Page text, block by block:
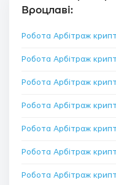
Вроцлаві:
Робота Арбітраж
Робота Арбітраж
Робота Арбітраж
Робота Арбітраж
Робота Арбітраж
Робота Арбітраж
Робота Арбітраж